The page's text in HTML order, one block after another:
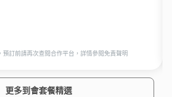
預訂前請再次查閱合作平台，詳情參閱免責聲明
更多到會套餐精選